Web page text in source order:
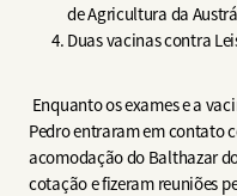
de Agricultura da
Duas vacinas contra
Enquanto os exames e a
Pedro entraram em contato
acomodação do Balthazar
cotação e fizeram reuniões